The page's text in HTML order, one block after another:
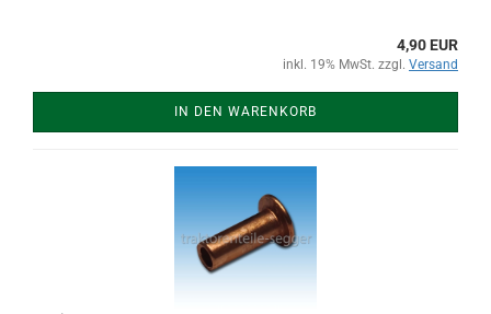
4,90 EUR
inkl. 19% MwSt. zzgl. Versand
IN DEN WARENKORB